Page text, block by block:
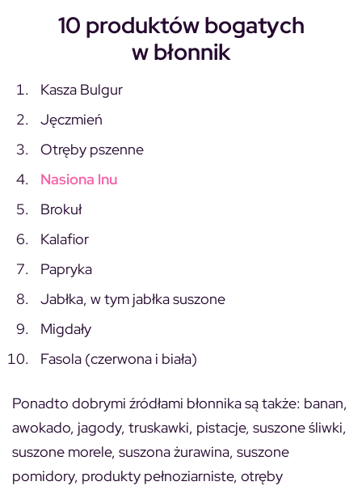
10 produktów bogatych
w błonnik
Kasza Bulgur
Jęczmień
Otręby pszenne
Nasiona lnu
Brokuł
Kalafior
Papryka
Jabłka, w tym jabłka suszone
Migdały
Fasola (czerwona i biała)
Ponadto dobrymi źródłami błonnika są także: banan,
awokado, jagody, truskawki, pistacje, suszone śliwki,
suszone morele, suszona żurawina, suszone
pomidory, produkty pełnoziarniste, otręby